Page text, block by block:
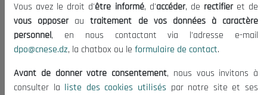
Informations utiles
Appels d'offres et Consultations
Mentions Légales
Conditions d'Utilisation
Politique de Protection des Données
Vous avez le droit d'être informé, d'accéder, de rectifieret de
vous opposerautraitement de vos données à caractère
personnel, en nous contactant via l'adresse e-mail
dpo@cnese.dz, la chatbox ou le formulaire de contact.
Avant de donner votre consentement, nous vous invitons à
consulter la liste des cookies utilisés par notre site et ses